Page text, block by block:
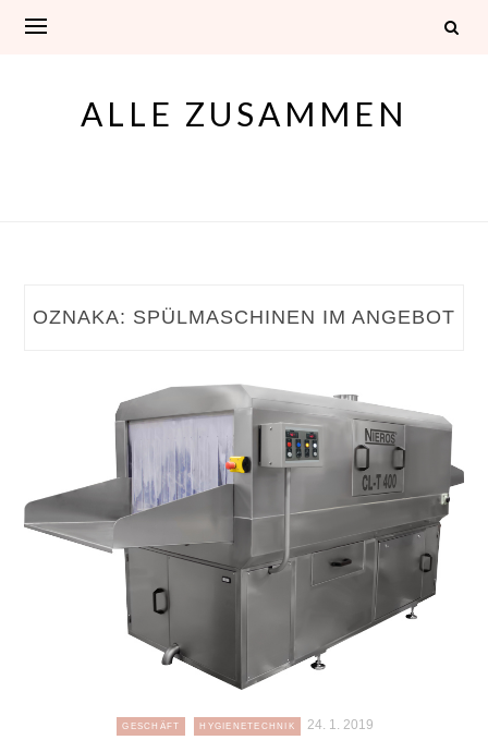
ALLE ZUSAMMEN
OZNAKA: SPÜLMASCHINEN IM ANGEBOT
GESCHÄFT HYGIENETECHNIK 24. 1. 2019